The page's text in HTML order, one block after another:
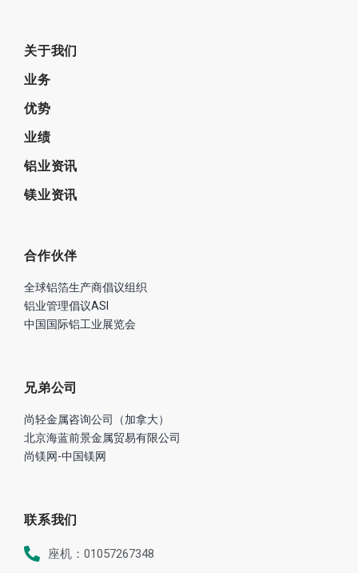
关于我们
业务
优势
业绩
铝业资讯
镁业资讯
合作伙伴
全球铝箔生产商倡议组织
铝业管理倡议ASI
中国国际铝工业展览会
兄弟公司
尚轻金属咨询公司（加拿大）
北京海蓝前景金属贸易有限公司
尚镁网-中国镁网
联系我们
座机：01057267348